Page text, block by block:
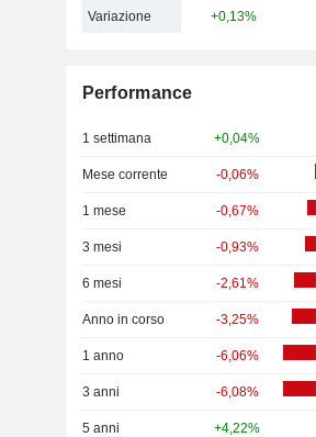
Variazione +0,13%
Performance
1 settimana +0,04%
Mese corrente -0,06%
1 mese -0,67%
3 mesi -0,93%
6 mesi -2,61%
Anno in corso -3,25%
1 anno -6,06%
3 anni -6,08%
5 anni +4,22%